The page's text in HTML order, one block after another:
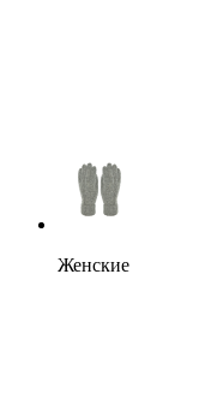
Женские